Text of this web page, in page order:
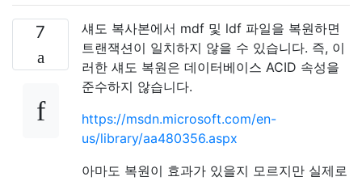
7
섀도 복사본에서 mdf 및 ldf 파일을 복원하면
트랜잭션이 일치하지 않을 수 있습니다. 즉, 이
러한 섀도 복원은 데이터베이스 ACID 속성을
준수하지 않습니다.
https://msdn.microsoft.com/en-
us/library/aa480356.aspx
아마도 복원이 효과가 있을지 모르지만 실제로